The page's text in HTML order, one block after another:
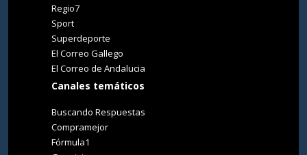
Regio7
Sport
Superdeporte
El Correo Gallego
El Correo de Andalucia
Canales temáticos
Buscando Respuestas
Compramejor
Fórmula1